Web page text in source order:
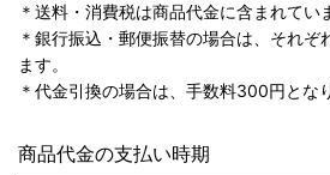
＊送料・消費税は商品代金に含まれてい
＊銀行振込・郵便振替の場合は、それぞ
ます。
＊代金引換の場合は、手数料300円とな
商品代金の支払い時期